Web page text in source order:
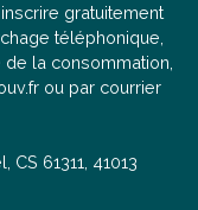
gratuitement
téléphonique,
la consommation,
ou par courrier
61311, 41013